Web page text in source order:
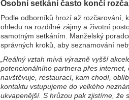
Osobní setkání často končí
Podle odborníků hrozí až rozčarování,
ohledu na rozdílné zájmy a životní
samotným setkáním. Manželský
správných kroků, aby seznamování
„Reálný vztah mívá výrazně vyšší
potencionálního partnera přes
navštěvuje, restaurací, kam chodí,
kontaktu vstupujeme do velkého
ukvapenější. S hrůzou pak zjistíme, že